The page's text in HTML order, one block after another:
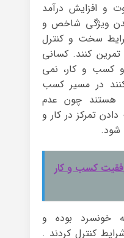
و افزایش درآمد
شدن ویژگی شاخص و
سخت و کنترل
کنند. کسانی
و کسب و کار، نمی
در مسیر کسب
هستند چون عدم
تمرکز در کار و
شود.
کسب و کار
خونسرد بوده و
کنترل کردند .